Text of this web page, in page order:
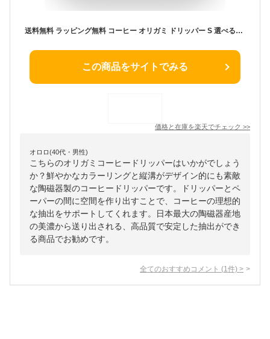
送料無料 ラッピング無料 コーヒー オリガミ ドリッパー S 選べる2点セット ORIGAMI ドリッパーホルダー セット 【 ドリッパー 一人用 二人用 コーヒードリッパー 珈琲 陶器 おしゃれ おいしい 木製 磁器 箱付き Sサイズ 1-2杯用 日本製 美濃 プレゼント ギフト】クリスマス
この商品をサイトでみる
価格と在庫を楽天でチェック >>
オロロ(40代・男性)
こちらのオリガミコーヒードリッパーはいかがでしょう
か？鮮やかなカラーリングと縦溝がデザイン的にも素敵
な陶磁器製のコーヒードリッパーです。ドリッパーとペ
ーパーの間に空間を作り出すことで、コーヒーの理想的
な抽出をサポートしてくれます。日本最大の陶磁器産地
の美濃から送り出される、高品質で安定した抽出ができ
る商品でお勧めです。
全てのおすすめコメント (1 件) >